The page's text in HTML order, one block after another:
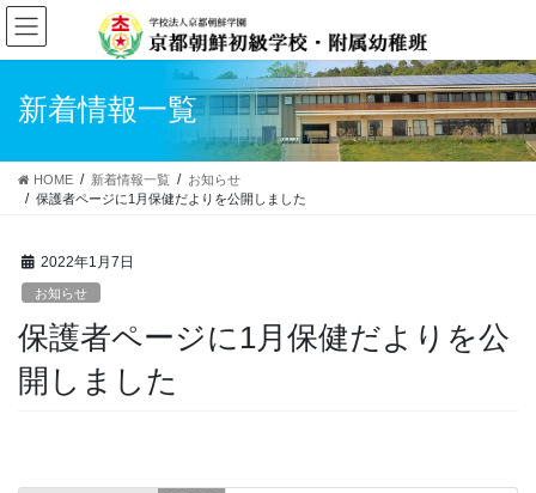
コ
ン
テ
ス
ナ
ビ
ゲ
ン
新着情報一覧
HOME 新着情報一覧
お知らせ
保護者ページに1月保健だよりを公開しました
2022年1月7日
お知らせ
保護者ページに1月保健だよりを公
開しました